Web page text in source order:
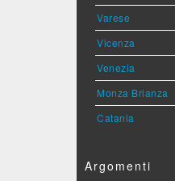
Varese
Vicenza
Venezia
Monza Brianza
Catania
Argomenti